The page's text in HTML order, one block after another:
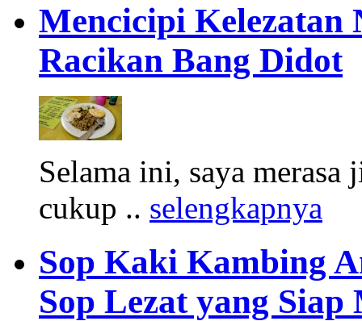
Mencicipi Kelezatan
Racikan Bang Didot
Selama ini, saya
cukup .. selengkapnya
Sop Kaki Kambing
Sop Lezat yang